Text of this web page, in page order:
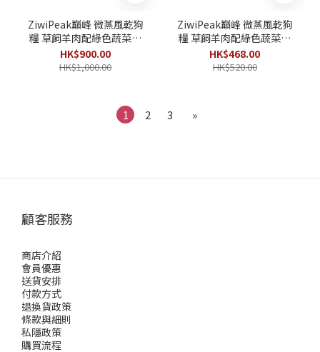
ZiwiPeak巔峰 微蒸風乾狗
糧 草飼羊肉配綠色蔬菜食
譜配方 3.2kg
HK$900.00
HK$1,000.00
ZiwiPeak巔峰 微蒸風乾狗
糧 草飼羊肉配綠色蔬菜食
譜配方 1.5kg
HK$468.00
HK$520.00
1 2 3 »
顧客服務
商店介紹
會員優惠
送貨安排
付款方式
退換貨政策
條款與細則
私隱政策
購買流程